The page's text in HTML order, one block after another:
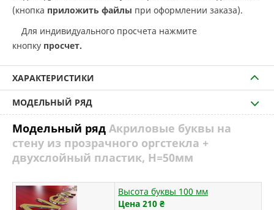
(кнопка приложить файлы при оформлении заказа).
Для индивидуального просчета нажмите
кнопку просчет.
ХАРАКТЕРИСТИКИ
МОДЕЛЬНЫЙ РЯД
Модельный ряд Акриловые буквы на
стену из прозрачного оргстекла +
двухслойный пластик, H=50мм
Высота буквы 100 мм
Цена 210 ₴